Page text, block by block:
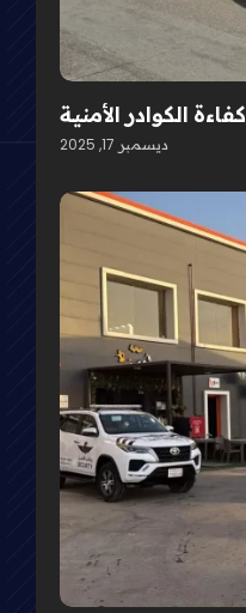
كفاءة الكوادر الأمنية
ديسمبر 17, 2025